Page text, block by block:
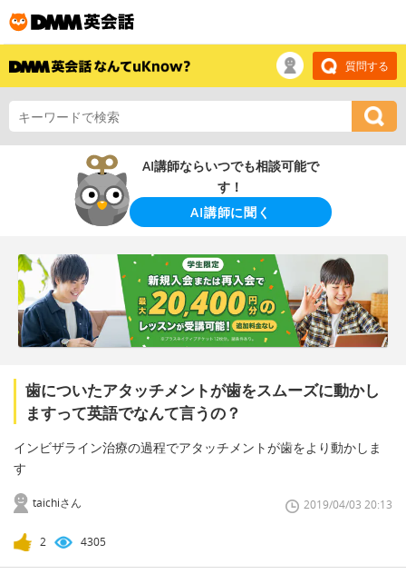
質問する
AI講師ならいつでも相談可能で
す！
AI講師に聞く
歯についたアタッチメントが歯をスムーズに動かし
ますって英語でなんて言うの？
インビザライン治療の過程でアタッチメントが歯をより動かしま
す
taichiさん 2019/04/03 20:13
2 4305